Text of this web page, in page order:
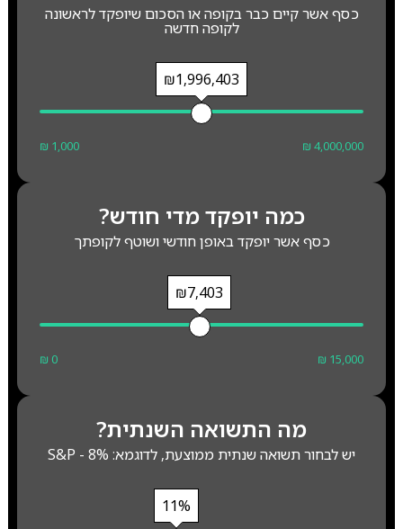
כסף אשר קיים כבר בקופה או הסכום שיופקד לראשונה
לקופה חדשה
₪1,996,403
₪ 1,000 ₪ 4,000,000
כמה יופקד מדי חודש?
כסף אשר יופקד באופן חודשי ושוטף לקופתך
₪7,403
₪ 0 ₪ 15,000
מה התשואה השנתית?
יש לבחור תשואה שנתית ממוצעת, לדוגמא: S&P - 8%
11%